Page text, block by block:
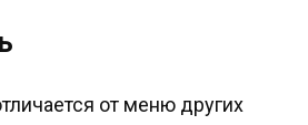
от меню других